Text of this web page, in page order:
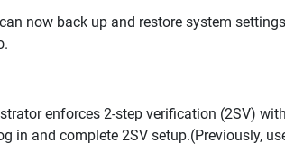
now back up and restore system
enforces 2-step verification (2SV)
in and complete 2SV setup.(Previously,